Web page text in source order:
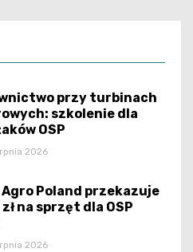
przy turbinach
szkolenie dla
OSP
2026
Agro Poland przekazuje
na sprzęt dla OSP
2026